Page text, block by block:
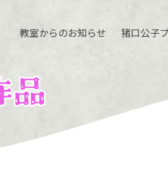
教室からのお知らせ 猪口公子